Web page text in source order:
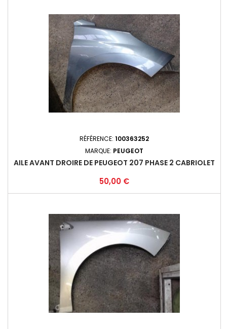
RÉFÉRENCE: 100363252
MARQUE: PEUGEOT
AILE AVANT DROIRE DE PEUGEOT 207 PHASE 2 CABRIOLET
Prix
50,00 €